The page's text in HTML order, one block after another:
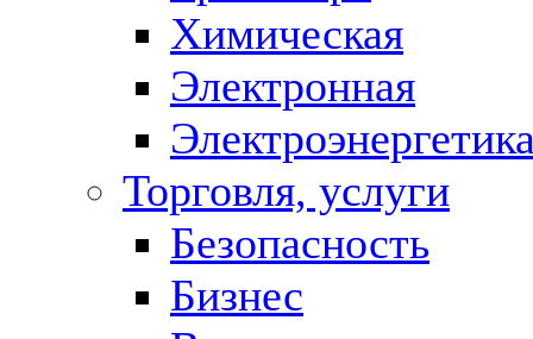
Химическая
Электронная
Торговля, услуги
Безопасность
Бизнес